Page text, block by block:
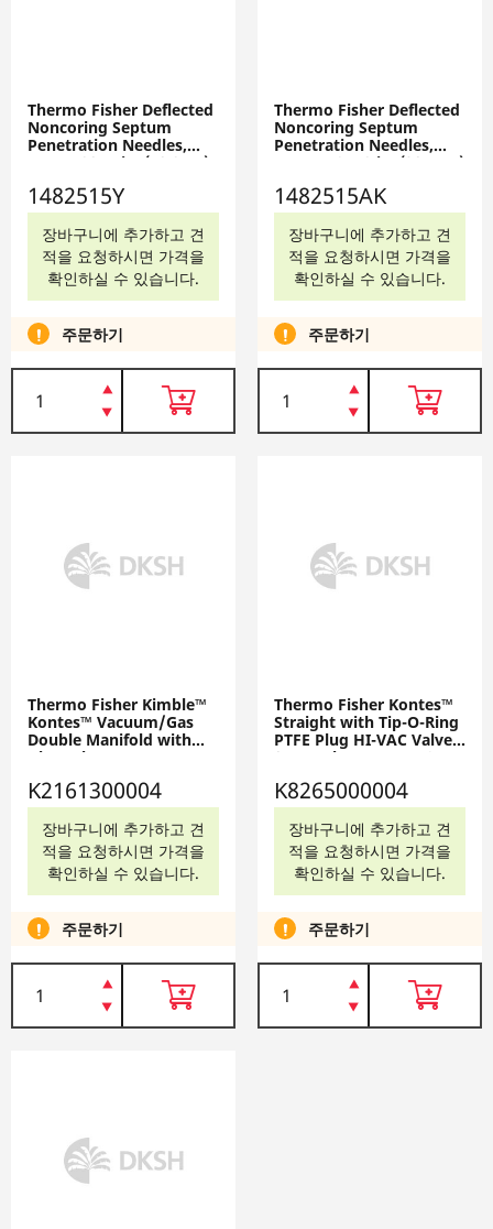
Thermo Fisher Deflected
Noncoring Septum
Penetration Needles,
Gauge 20; 4 in. (10.2cm)
Needles, 1482515Y
1482515Y
장바구니에 추가하고 견
적을 요청하시면 가격을
확인하실 수 있습니다.
주문하기
Thermo Fisher Deflected
Noncoring Septum
Penetration Needles,
Gauge 18; 12 in. (30.5cm)
Needles, 1482515AK
1482515AK
장바구니에 추가하고 견
적을 요청하시면 가격을
확인하실 수 있습니다.
주문하기
Thermo Fisher Kimble™
Kontes™ Vacuum/Gas
Double Manifold with
Glass Plugs,
K2161300004
장바구니에 추가하고 견
적을 요청하시면 가격을
확인하실 수 있습니다.
주문하기
Thermo Fisher Kontes™
Straight with Tip-O-Ring
PTFE Plug HI-VAC Valves,
0-4mm bore range; 9mm
size shaft; 5-105 o-ring
size tip, K8265000004
K8265000004
장바구니에 추가하고 견
적을 요청하시면 가격을
확인하실 수 있습니다.
주문하기